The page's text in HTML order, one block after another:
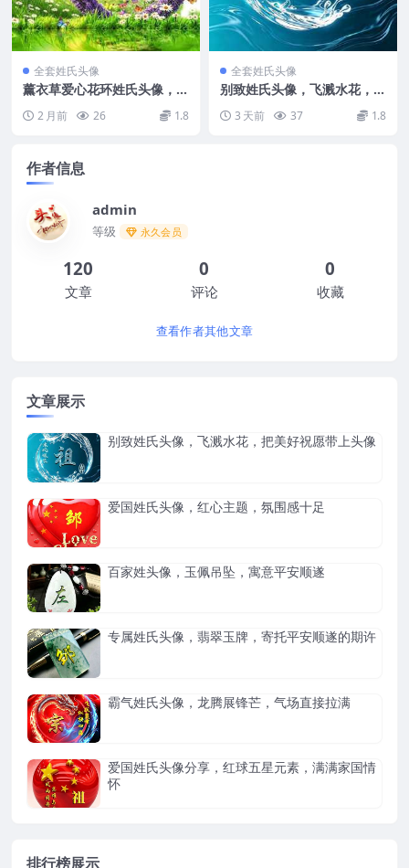
全套姓氏头像
薰衣草爱心花环姓氏头像，清
2 月前 26 1.8
全套姓氏头像
别致姓氏头像，飞溅水花，把
3 天前 37 1.8
作者信息
admin
等级 永久会员
120
文章
0
评论
0
收藏
查看作者其他文章
文章展示
别致姓氏头像，飞溅水花，把美好祝愿带上头像
爱国姓氏头像，红心主题，氛围感十足
百家姓头像，玉佩吊坠，寓意平安顺遂
专属姓氏头像，翡翠玉牌，寄托平安顺遂的期许
霸气姓氏头像，龙腾展锋芒，气场直接拉满
爱国姓氏头像分享，红球五星元素，满满家国情
怀
排行榜展示